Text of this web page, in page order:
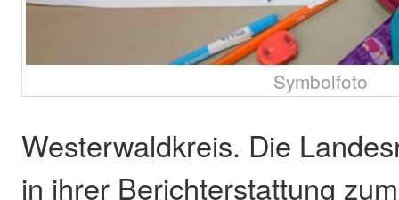
Symbolfoto
Westerwaldkreis. Die
in ihrer Berichterstattung